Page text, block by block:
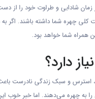
شادابی و طراوت خود را
شما داشته باشند. اگر به
دارد؟
استرس و سبک زندگی نادرست
چهره می‌دهند. اما خبر خوب